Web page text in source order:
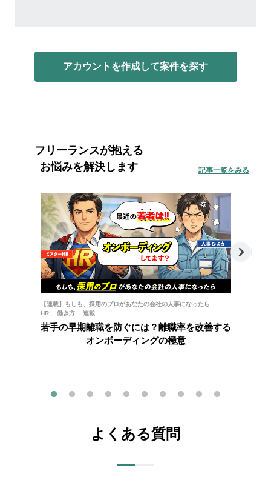
アカウントを作成して案件を探す
フリーランスが抱える
お悩みを解決します
【連載】もしも、採用のプロがあなたの会社の人事になったら
HR
働き方 連載
若手の早期離職を防ぐには？離職率を改善する
オンボーディングの極意
記事一覧をみる
よくある質問